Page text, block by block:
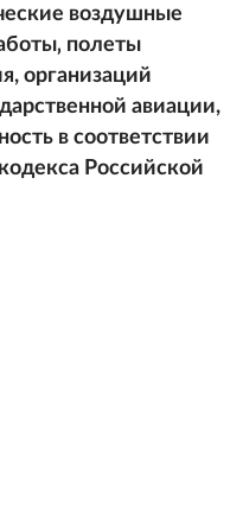
воздушные
полеты
организаций
авиации,
в соответствии
Российской